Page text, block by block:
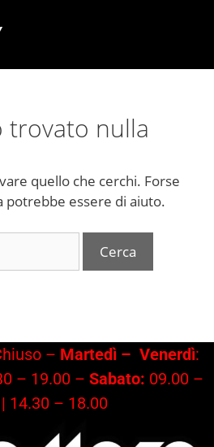
trovato nulla
quello che cerchi. Forse
potrebbe essere di aiuto.
– Martedì – Venerdì:
– 19.00 – Sabato: 09.00 –
14.30 – 18.00